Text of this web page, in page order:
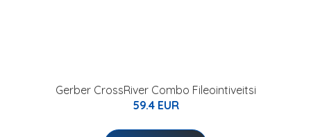
Gerber CrossRiver Combo Fileointiveitsi
59.4 EUR